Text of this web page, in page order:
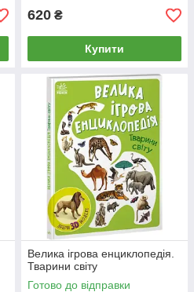
620 ₴
Купити
Велика ігрова енциклопедія.
Тварини світу
Готово до відправки